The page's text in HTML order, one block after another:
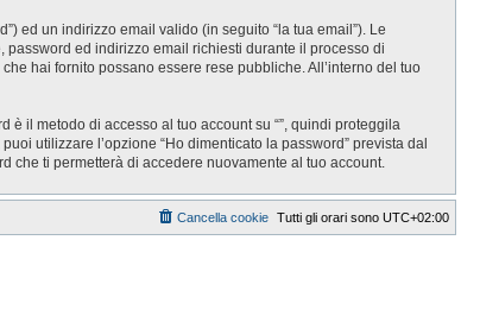
ed un indirizzo email valido (in seguito “la tua email”). Le
password ed indirizzo email richiesti durante il processo di
hai fornito possano essere rese pubbliche. All’interno del tuo
il metodo di accesso al tuo account su “”, quindi proteggila
utilizzare l’opzione “Ho dimenticato la password” prevista dal
che ti permetterà di accedere nuovamente al tuo account.
Tutti gli orari sono UTC+02:00
Cancella cookie